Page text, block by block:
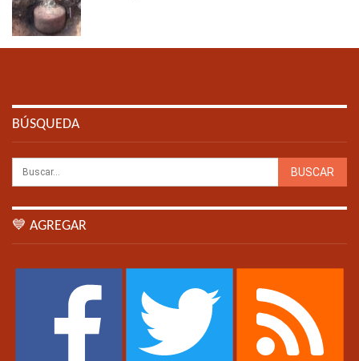
BÚSQUEDA
💙 AGREGAR